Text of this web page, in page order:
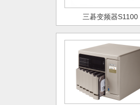
三碁变频器S1100